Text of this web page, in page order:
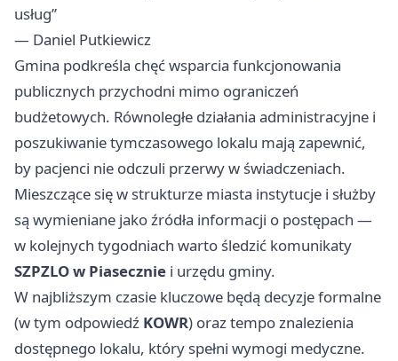
usług”
— Daniel Putkiewicz
Gmina podkreśla chęć wsparcia funkcjonowania
publicznych przychodni mimo ograniczeń
budżetowych. Równoległe działania administracyjne i
poszukiwanie tymczasowego lokalu mają zapewnić,
by pacjenci nie odczuli przerwy w świadczeniach.
Mieszczące się w strukturze miasta instytucje i służby
są wymieniane jako źródła informacji o postępach —
w kolejnych tygodniach warto śledzić komunikaty
SZPZLO w Piasecznie i urzędu gminy.
W najbliższym czasie kluczowe będą decyzje formalne
(w tym odpowiedź KOWR) oraz tempo znalezienia
dostępnego lokalu, który spełni wymogi medyczne.